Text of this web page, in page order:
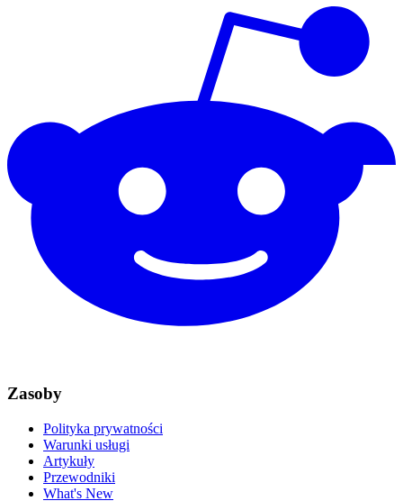
Zasoby
Polityka prywatności
Warunki usługi
Artykuły
Przewodniki
What's New